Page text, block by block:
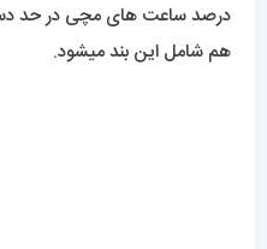
درصد ساعت های مچی در
هم شامل این بند میشود.